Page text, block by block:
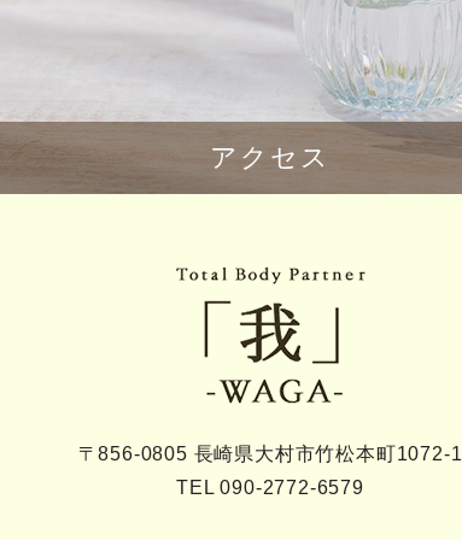
アクセス
〒856-0805 長崎県大村市竹松本町1072-1
TEL 090-2772-6579